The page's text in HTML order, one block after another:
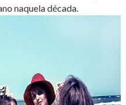
naquela década.